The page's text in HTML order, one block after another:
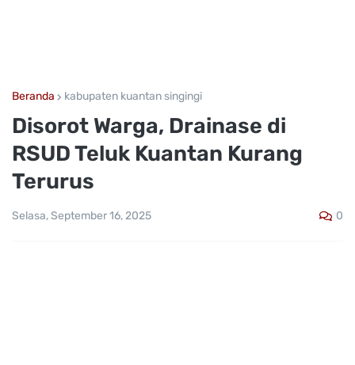
Beranda kabupaten kuantan singingi
Disorot Warga, Drainase di
RSUD Teluk Kuantan Kurang
Terurus
Selasa, September 16, 2025 0